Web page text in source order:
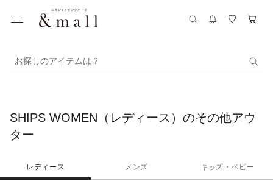
お探しのアイテムは？
SHIPS WOMEN（レディース）のその他アウ
ター
レディース メンズ キッズ・ベビー